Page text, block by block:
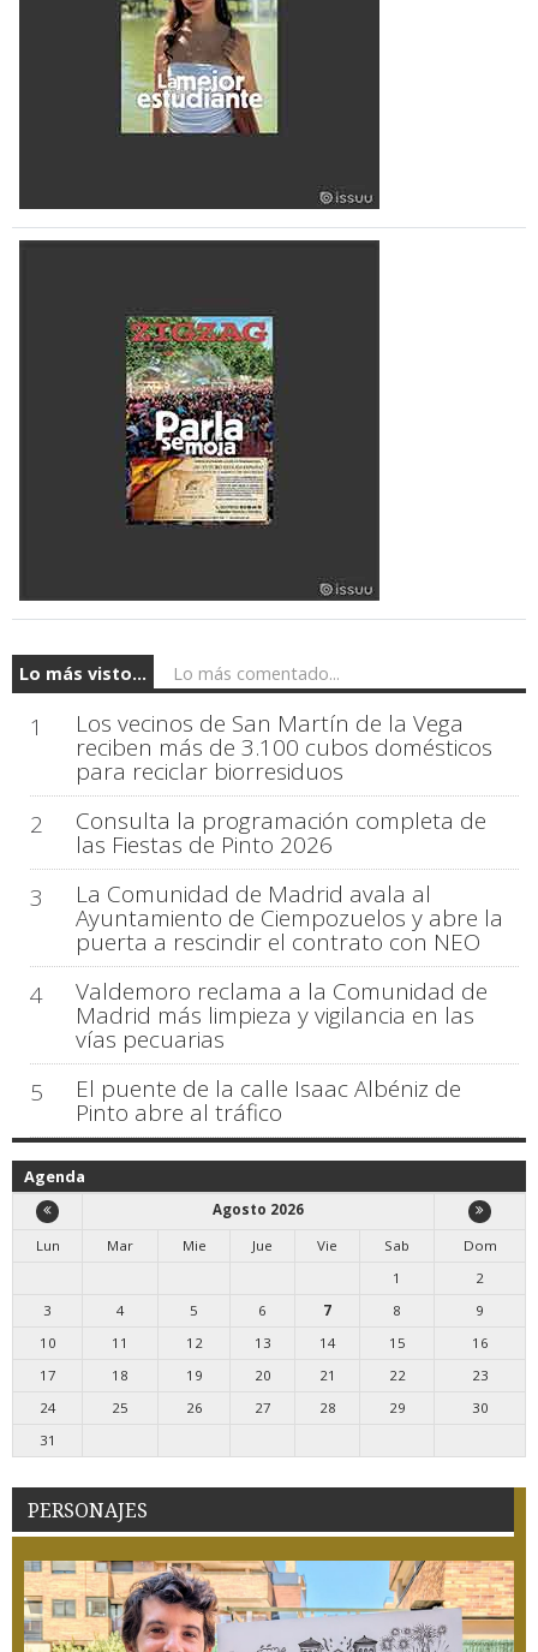
Lo más visto... Lo más comentado...
1 Los vecinos de San Martín de la Vega
reciben más de 3.100 cubos domésticos
para reciclar biorresiduos
2
Consulta la programación completa de
las Fiestas de Pinto 2026
3
La Comunidad de Madrid avala al
Ayuntamiento de Ciempozuelos y abre la
puerta a rescindir el contrato con NEO
4
Valdemoro reclama a la Comunidad de
Madrid más limpieza y vigilancia en las
vías pecuarias
5
El puente de la calle Isaac Albéniz de
Pinto abre al tráfico
Agenda
Agosto 2026
Lun
Mar Mie Jue Vie Sab
Dom
1
2
3
4 5 6 7 8
9
10
11 12 13 14 15
16
17
18 19 20 21 22
23
24
25 26 27 28 29
30
31
PERSONAJES